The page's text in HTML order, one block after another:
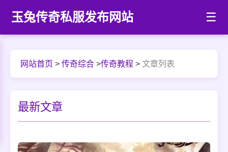
玉兔传奇私服发布网站 ☰
网站首页 > 传奇综合 >传奇教程 > 文章列表
最新文章